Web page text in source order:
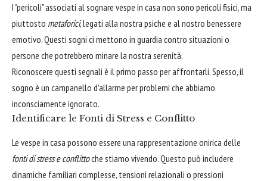
I "pericoli" associati al sognare vespe in casa non sono pericoli fisici, ma
piuttosto metaforici, legati alla nostra psiche e al nostro benessere
emotivo. Questi sogni ci mettono in guardia contro situazioni o
persone che potrebbero minare la nostra serenità.
Riconoscere questi segnali è il primo passo per affrontarli. Spesso, il
sogno è un campanello d'allarme per problemi che abbiamo
inconsciamente ignorato.
Identificare le Fonti di Stress e Conflitto
Le vespe in casa possono essere una rappresentazione onirica delle
fonti di stress e conflittoche stiamo vivendo. Questo può includere
dinamiche familiari complesse, tensioni relazionali o pressioni